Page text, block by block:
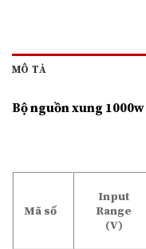
MÔ TẢ
Bộ nguồn xung
Mã số
Input
Range
(V)